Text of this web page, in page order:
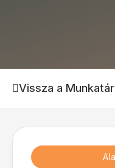
Vissza a